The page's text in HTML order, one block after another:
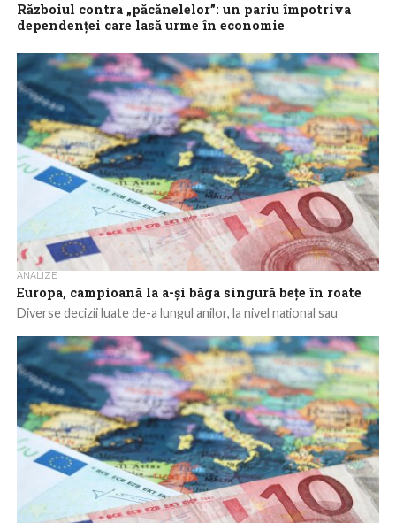
Războiul contra „păcănelelor”: un pariu împotriva
dependenței care lasă urme în economie
care funcționează în prezent în România sunt în pericol. Tot...
ANALIZE
Europa, campioană la a-și băga singură bețe în roate
Diverse decizii luate de-a lungul anilor, la nivel național sau
impact semnificativ asupra...